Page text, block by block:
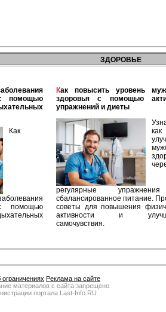
ЗДОРОВЬЕ
помощью
Как
помощью
Как повысить уровень мужского
здоровья с помощью
упражнений и диеты
как
регулярные
сбалансированное питание.
советы для повышения
активности и
самочувствия.
Реклама на сайте
материалов с сайта запрещено
портала Last-Info.RU